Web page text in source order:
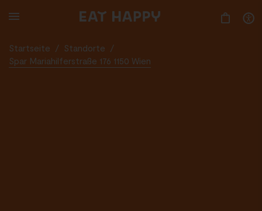
TO
Startseite / Standorte
/
Spar Mariahilferstraße 176 1150 Wien